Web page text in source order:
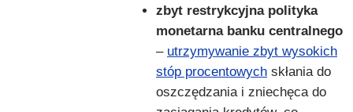
zbyt restrykcyjna polityka
monetarna banku centralnego
– utrzymywanie zbyt wysokich
stóp procentowych skłania do
oszczędzania i zniechęca do